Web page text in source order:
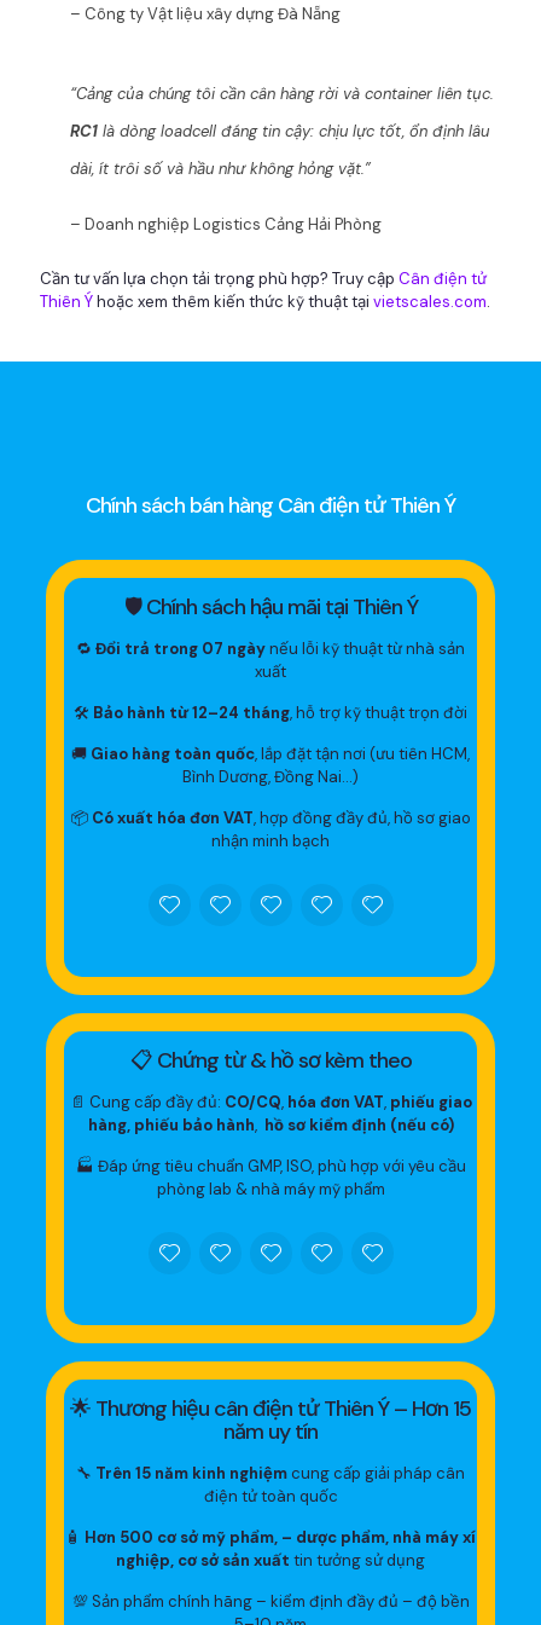
– Công ty Vật liệu xây dựng Đà Nẵng
“Cảng của chúng tôi cần cân hàng rời và container liên tục.
RC1 là dòng loadcell đáng tin cậy: chịu lực tốt, ổn định lâu
dài, ít trôi số và hầu như không hỏng vặt.”
– Doanh nghiệp Logistics Cảng Hải Phòng
Cần tư vấn lựa chọn tải trọng phù hợp? Truy cập Cân điện tử
Thiên Ýhoặc xem thêm kiến thức kỹ thuật tại vietscales.com.
Chính sách bán hàng Cân điện tử Thiên Ý
🛡 Chính sách hậu mãi tại Thiên Ý
🔁 Đổi trả trong 07 ngàynếu lỗi kỹ thuật từ nhà sản
xuất
🛠 Bảo hành từ 12–24 tháng, hỗ trợ kỹ thuật trọn đời
🚚 Giao hàng toàn quốc, lắp đặt tận nơi (ưu tiên HCM,
Bình Dương, Đồng Nai…)
📦 Có xuất hóa đơn VAT, hợp đồng đầy đủ, hồ sơ giao
nhận minh bạch
📋 Chứng từ & hồ sơ kèm theo
📄 Cung cấp đầy đủ: CO/CQ, hóa đơn VAT, phiếu giao
hàng, phiếu bảo hành, hồ sơ kiểm định (nếu có)
🏭 Đáp ứng tiêu chuẩn GMP, ISO, phù hợp với yêu cầu
phòng lab & nhà máy mỹ phẩm
🌟 Thương hiệu cân điện tử Thiên Ý – Hơn 15
năm uy tín
🔧 Trên 15 năm kinh nghiệmcung cấp giải pháp cân
điện tử toàn quốc
🧴 Hơn 500 cơ sở mỹ phẩm, – dược phẩm, nhà máy xí
nghiệp, cơ sở sản xuất tin tưởng sử dụng
💯 Sản phẩm chính hãng – kiểm định đầy đủ – độ bền